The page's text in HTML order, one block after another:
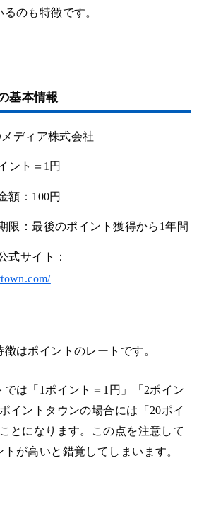
のも特徴です。
基本情報
ディア株式会社
ント＝1円
額：100円
限：最後のポイント獲得から1年間
式サイト：
はポイントのレートです。
は「1ポイント＝1円」「2ポイン
イントタウンの場合には「20ポイ
とになります。この点を注意して
が高いと錯覚してしまいます。